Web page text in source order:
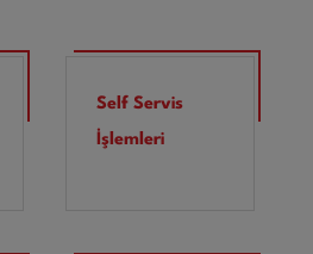
Self Servis
İşlemleri